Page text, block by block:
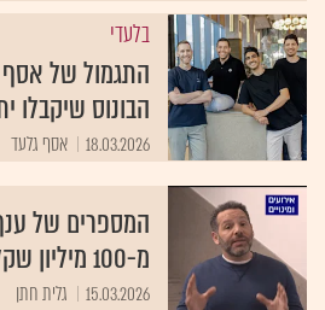
בלעדי
התגמול של
הבונוס שיקבלו
18.03.2026 אסף גלעד
המספרים של
מ-100 מיליון שקל בפחות משבועיים
15.03.2026 גלית חתן